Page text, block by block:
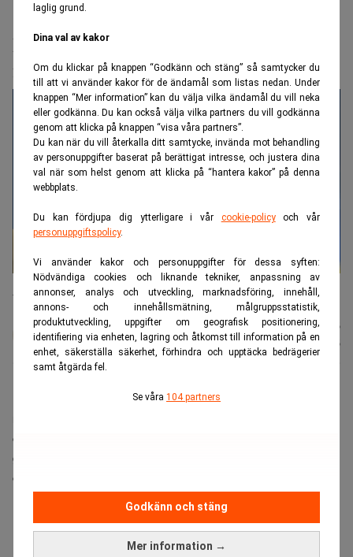
laglig grund.
Dina val av kakor
Om du klickar på knappen “Godkänn och stäng” så samtycker du
till att vi använder kakor för de ändamål som listas nedan. Under
knappen “Mer information” kan du välja vilka ändamål du vill neka
eller godkänna. Du kan också välja vilka partners du vill godkänna
genom att klicka på knappen “visa våra partners”.
Du kan när du vill återkalla ditt samtycke, invända mot behandling
av personuppgifter baserat på berättigat intresse, och justera dina
val när som helst genom att klicka på “hantera kakor” på denna
webbplats.
Du kan fördjupa dig ytterligare i vår cookie-policyoch vår
personuppgiftspolicy.
Vi använder kakor och personuppgifter för dessa syften:
Nödvändiga cookies och liknande tekniker, anpassning av
annonser, analys och utveckling, marknadsföring, innehåll,
annons- och innehållsmätning, målgruppsstatistik,
produktutveckling, uppgifter om geografisk positionering,
identifiering via enheten, lagring och åtkomst till information på en
enhet, säkerställa säkerhet, förhindra och upptäcka bedrägerier
samt åtgärda fel.
Se våra 104 partners
Mer information →
Godkänn och stäng
Realtid.se
EU ger 1,4 nya miljarder till Ukraina –
från ryska tillgångar
Ursula von der Leyen lovar mer pengar till Ukraina från frysta ryska
tillgångar. (Foto: Virginia Mayo /AP/TT))
Johan
Colliander
Publicerad:05 aug. 2026
Uppdaterad:05 aug. 2026
EU-kommissionens ordförande Ursula von der Leyen
euro från avkastningen på frysta ryska tillgångar ska
göras tillgängliga för Ukraina. Beskedet kom dagen
efter en av årets dödligaste ryska attacker mot Kyiv.